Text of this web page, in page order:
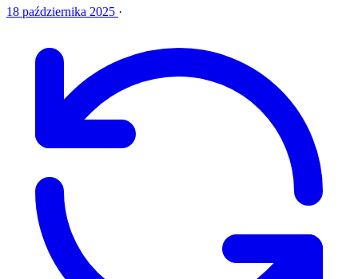
18 października 2025 ·